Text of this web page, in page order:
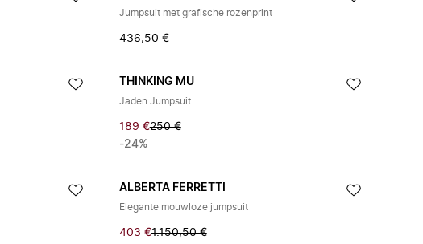
Jumpsuit met grafische rozenprint
436,50 €
THINKING MU
Jaden Jumpsuit
189 €250 €
-24%
ALBERTA FERRETTI
Elegante mouwloze jumpsuit
403 €1.150,50 €